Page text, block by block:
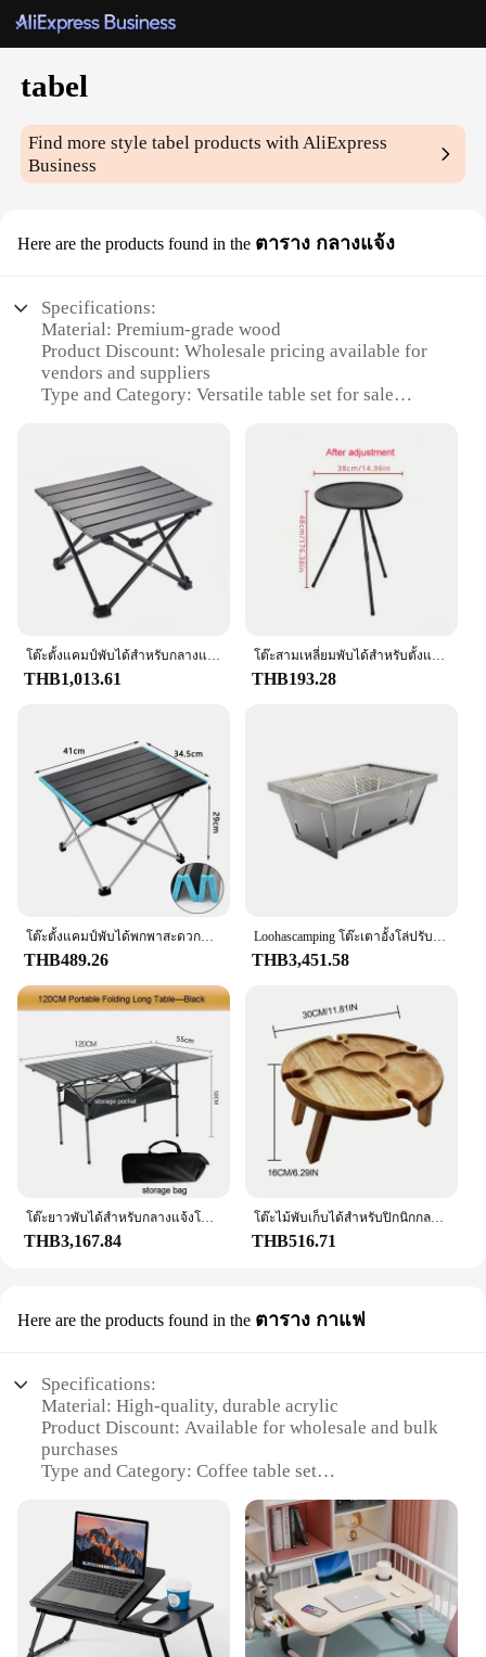
tabel
Find more styletabel products with AliExpress
Business
Here are the products found in the ตาราง กลางแจ้ง
Specifications:
Material: Premium-grade wood
Product Discount: Wholesale pricing available for
vendors and suppliers
Type and Category: Versatile table set for sale
Usage and Purpose: Ideal for various settings, from
home dining to commercial use
Performance and Property: Durable and easy to
maintain
Features:
**Elegant Craftsmanship and Versatility**
Crafted from premium-grade wood, the tabel set
any decor. Whether you're looking to enhance your
home dining experience or seeking durable
versatile nature makes it an excellent choice for a
wide range of scenarios, from casual gatherings to
formal events.
**Wholesale Advantage for Vendors and
Suppliers**
As a vendor or supplier, the tabel set offers an
attractive wholesale pricing model, allowing you to
provide your customers with high-quality furniture
at competitive rates. This not only benefits your
business but also ensures that your customers
receive exceptional value for their investment. The
wholesale option is perfect for those looking to
expand their product offerings or cater to the
demands of a growing clientele.
**Durable and Easy Maintenance**
Built to last, the tabel set boasts a robust
construction that withstands the rigors of daily use.
Its performance and property features ensure that it
remains a reliable piece of furniture for years to
come. The ease of maintenance makes it a practical
choice for busy households or commercial
establishments, ensuring that it remains in pristine
reliable piece for your business, this table set is
designed to meet your needs.
โต๊ะตั้งแคมป์พับได้สำหรับกลางแจ้งโต๊ะขนาดเล็กน้ำหนักเบามากโต๊ะคอมพิวเตอร์ตั้งโต๊ะสำหรับปิกนิกปิกนิกกลางแจ้ง
THB1,013.61
โต๊ะสามเหลี่ยมพับได้สำหรับตั้งแคมป์พร้อม Meja lipat Portable ขาตั้งหลอดไฟน้ำหนักเบาและขาปรับระดับได้สำหรับปิกนิก
THB193.28
โต๊ะตั้งแคมป์พับได้พกพาสะดวกน้ำหนักเบาโต๊ะทานอาหารเย็นกลางแจ้งโต๊ะอะลูมินัมอัลลอยความแข็งแรงสูงสำหรับสวนงานปาร์ตี้ปิกนิกบาร์บีคิว
THB489.26
Loohascamping โต๊ะเตาอั้งโล่ปรับขาได้ปรับได้อเนกประสงค์สำหรับตั้งแคมป์
THB3,451.58
โต๊ะยาวพับได้สำหรับกลางแจ้งโต๊ะเก็บนักท่องเที่ยวแบบพกพาโต๊ะบาร์บีคิวโต๊ะตั้งแคมป์ติดตั้งง่ายกระเป๋าตาข่ายโต๊ะปิกนิกกลางแจ้ง
THB3,167.84
โต๊ะไม้พับเก็บได้สำหรับปิกนิกกลางแจ้งพร้อมที่วางแก้วโต๊ะไวน์ทรงกลม2in1โต๊ะพับเก็บได้สำหรับงานปาร์ตี้ในสวน
THB516.71
Here are the products found in the ตาราง กาแฟ
Specifications:
Material: High-quality, durable acrylic
Product Discount: Available for wholesale and bulk
purchases
Type and Category: Coffee table set
minimalist aesthetic
Usage and Purpose: Ideal for serving coffee, tea, or
other beverages
Typical Adaptive Scenario: Perfect for cafes,
restaurants, or home use
Shape or Size or Weight or Quantity: Comes in a
variety of sizes to suit different spaces